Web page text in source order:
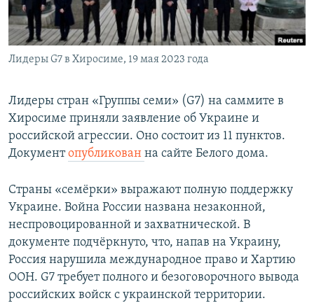
Лидеры G7 в Хиросиме, 19 мая 2023 года
Лидеры стран «Группы семи» (G7) на саммите в
Хиросиме приняли заявление об Украине и
российской агрессии. Оно состоит из 11 пунктов.
Документопубликован на сайте Белого дома.
Страны «семёрки» выражают полную поддержку
Украине. Война России названа незаконной,
неспровоцированной и захватнической. В
документе подчёркнуто, что, напав на Украину,
Россия нарушила международное право и Хартию
ООН. G7 требует полного и безоговорочного вывода
российских войск с украинской территории.